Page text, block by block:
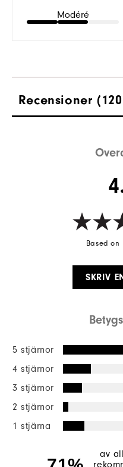
Modéré
Recensioner
Based on
SKRIV
5 stjärnor
4 stjärnor
3 stjärnor
2 stjärnor
1 stjärna
av